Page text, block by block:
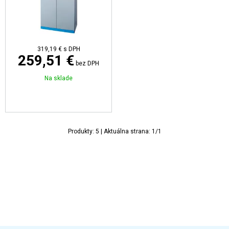
319,19 € s DPH
259,51 € bez DPH
Na sklade
Produkty: 5 | Aktuálna strana: 1 /1